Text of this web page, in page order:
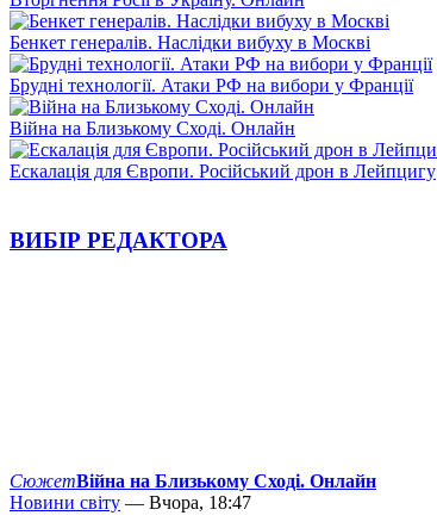
Бенкет генералів. Наслідки вибуху в Москві
Брудні технології. Атаки РФ на вибори у Франції
Війна на Близькому Сході. Онлайн
Ескалація для Європи. Російський дрон в Лейпцигу
ВИБІР РЕДАКТОРА
СюжетВійна на Близькому Сході. Онлайн
Новини світу — Вчора, 18:47